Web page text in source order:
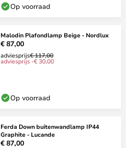
Op voorraad
Malodin Plafondlamp Beige - Nordlux
€ 87,00
adviesprijs€ 117,00
adviesprijs -€ 30,00
Op voorraad
Ferda Down buitenwandlamp IP44
Graphite - Lucande
€ 87,00